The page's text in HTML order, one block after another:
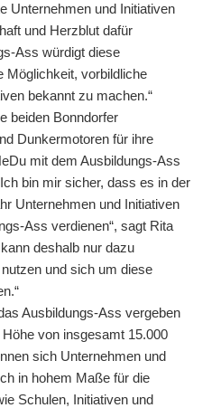
Unternehmen und Initiativen
und Herzblut dafür
Ass würdigt diese
Möglichkeit, vorbildliche
bekannt zu machen.“
beiden Bonndorfer
Dunkermotoren für ihre
mit dem Ausbildungs-Ass
bin mir sicher, dass es in der
Unternehmen und Initiativen
Ass verdienen“, sagt Rita
deshalb nur dazu
und sich um diese
Ausbildungs-Ass vergeben
von insgesamt 15.000
sich Unternehmen und
in hohem Maße für die
Schulen, Initiativen und